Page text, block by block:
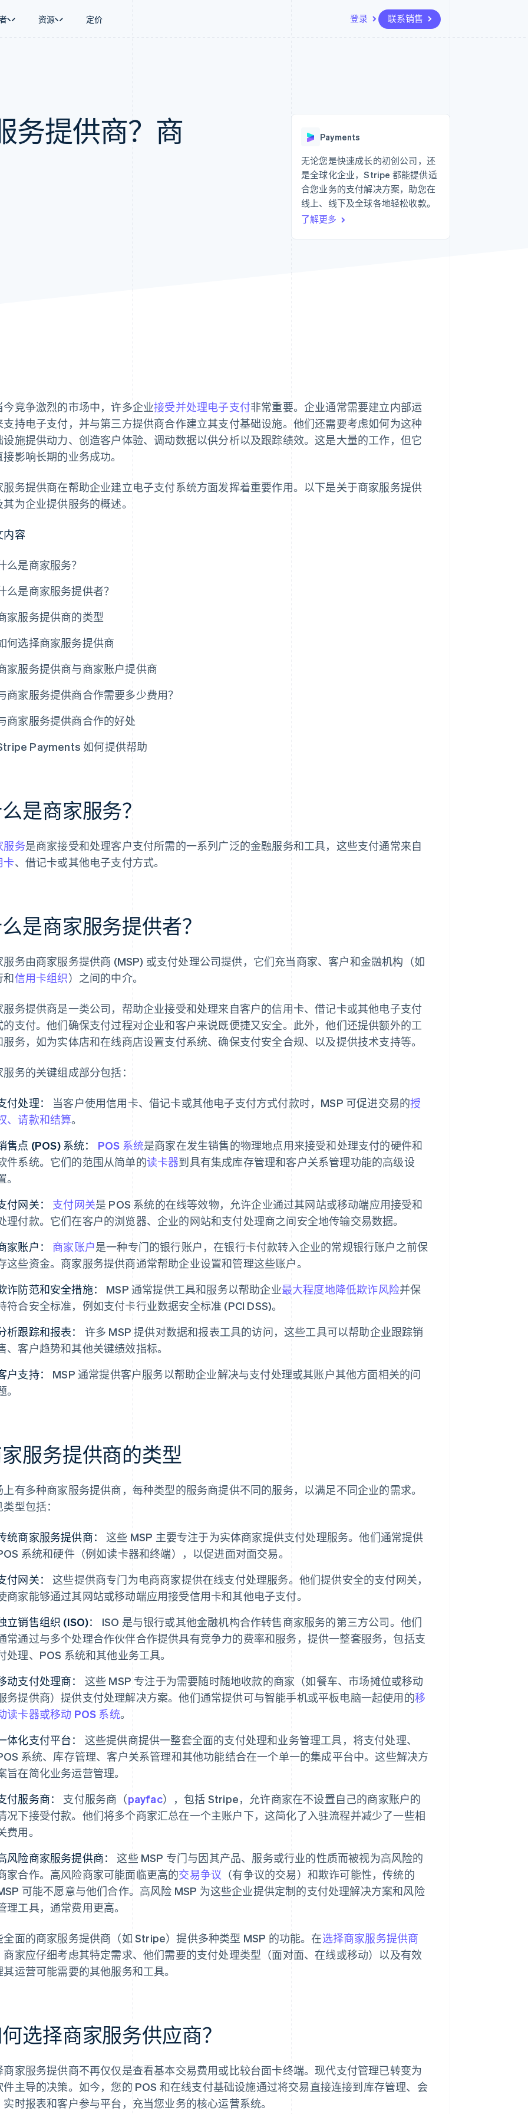
资源 定价 登录 联系销售
Radar
初创企业注册
Climate
碳移除
酒店、旅游与休闲
保险
媒体与娱乐
管理订阅
提供按用量计费
发行稳定币支持的支付卡
API 状态
资讯中心
Stripe Press
务提供商？商 Payments
无论您是快速成长的初创公司，还
是全球化企业，Stripe 都能提供适
合您业务的支付解决方案，助您在
线上、线下及全球各地轻松收款。
了解更多
今竞争激烈的市场中，许多企业接受并处理电子支付非常重要。企业通常需要建立内部运
支持电子支付，并与第三方提供商合作建立其支付基础设施。他们还需要考虑如何为这种
设施提供动力、创造客户体验、调动数据以供分析以及跟踪绩效。这是大量的工作，但它
接影响长期的业务成功。
服务提供商在帮助企业建立电子支付系统方面发挥着重要作用。以下是关于商家服务提供
其为企业提供服务的概述。
内容
么是商家服务？
么是商家服务提供者？
家服务提供商的类型
何选择商家服务提供商
家服务提供商与商家账户提供商
商家服务提供商合作需要多少费用？
商家服务提供商合作的好处
Payments 如何提供帮助
是商家服务？
服务是商家接受和处理客户支付所需的一系列广泛的金融服务和工具，这些支付通常来自
卡、借记卡或其他电子支付方式。
是商家服务提供者？
服务由商家服务提供商 (MSP) 或支付处理公司提供，它们充当商家、客户和金融机构（如
和信用卡组织）之间的中介。
服务提供商是一类公司，帮助企业接受和处理来自客户的信用卡、借记卡或其他电子支付
的支付。他们确保支付过程对企业和客户来说既便捷又安全。此外，他们还提供额外的工
服务，如为实体店和在线商店设置支付系统、确保支付安全合规、以及提供技术支持等。
服务的关键组成部分包括：
付处理： 当客户使用信用卡、借记卡或其他电子支付方式付款时，MSP 可促进交易的授
、请款和结算。
售点 (POS) 系统：
POS 系统是商家在发生销售的物理地点用来接受和处理支付的硬件和
件系统。它们的范围从简单的读卡器到具有集成库存管理和客户关系管理功能的高级设
。
付网关：
支付网关是 POS 系统的在线等效物，允许企业通过其网站或移动端应用接受和
理付款。它们在客户的浏览器、企业的网站和支付处理商之间安全地传输交易数据。
家账户：
商家账户是一种专门的银行账户，在银行卡付款转入企业的常规银行账户之前保
这些资金。商家服务提供商通常帮助企业设置和管理这些账户。
诈防范和安全措施：
MSP 通常提供工具和服务以帮助企业最大程度地降低欺诈风险并保
符合安全标准，例如支付卡行业数据安全标准 (PCI DSS)。
析跟踪和报表：
许多 MSP 提供对数据和报表工具的访问，这些工具可以帮助企业跟踪销
、客户趋势和其他关键绩效指标。
户支持：
MSP 通常提供客户服务以帮助企业解决与支付处理或其账户其他方面相关的问
。
服务提供商的类型
上有多种商家服务提供商，每种类型的服务商提供不同的服务，以满足不同企业的需求。
型包括：
统商家服务提供商：
这些 MSP 主要专注于为实体商家提供支付处理服务。他们通常提供
系统和硬件（例如读卡器和终端），以促进面对面交易。
付网关：
这些提供商专门为电商商家提供在线支付处理服务。他们提供安全的支付网关，
商家能够通过其网站或移动端应用接受信用卡和其他电子支付。
立销售组织 (ISO)：
ISO 是与银行或其他金融机构合作转售商家服务的第三方公司。他们
常通过与多个处理合作伙伴合作提供具有竞争力的费率和服务，提供一整套服务，包括支
处理、POS 系统和其他业务工具。
动支付处理商：
这些 MSP 专注于为需要随时随地收款的商家（如餐车、市场摊位或移动
务提供商）提供支付处理解决方案。他们通常提供可与智能手机或平板电脑一起使用的移
读卡器或移动 POS 系统。
体化支付平台：
这些提供商提供一整套全面的支付处理和业务管理工具，将支付处理、
系统、库存管理、客户关系管理和其他功能结合在一个单一的集成平台中。这些解决方
旨在简化业务运营管理。
付服务商：
支付服务商（payfac），包括 Stripe，允许商家在不设置自己的商家账户的
况下接受付款。他们将多个商家汇总在一个主账户下，这简化了入驻流程并减少了一些相
费用。
风险商家服务提供商：
这些 MSP 专门与因其产品、服务或行业的性质而被视为高风险的
家合作。高风险商家可能面临更高的交易争议 （有争议的交易）和欺诈可能性，传统的
可能不愿意与他们合作。高风险 MSP 为这些企业提供定制的支付处理解决方案和风险
理工具，通常费用更高。
全面的商家服务提供商（如 Stripe）提供多种类型 MSP 的功能。在选择商家服务提供商
商家应仔细考虑其特定需求、他们需要的支付处理类型（面对面、在线或移动）以及有效
其运营可能需要的其他服务和工具。
选择商家服务供应商？
商家服务提供商不再仅仅是查看基本交易费用或比较台面卡终端。现代支付管理已转变为
件主导的决策。如今，您的 POS 和在线支付基础设施通过将交易直接连接到库存管理、会
实时报表和客户参与平台，充当您业务的核心运营系统。